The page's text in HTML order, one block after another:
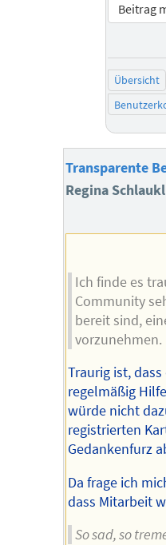
Beitrag
Übersicht
Transparente
Regina
Ich finde es
Community
bereit sind,
vorzunehmen.
Traurig ist,
regelmäßig
würde nicht
registrierten
Gedankenfurz
Da frage ich
dass Mitarbeit
So sad, so